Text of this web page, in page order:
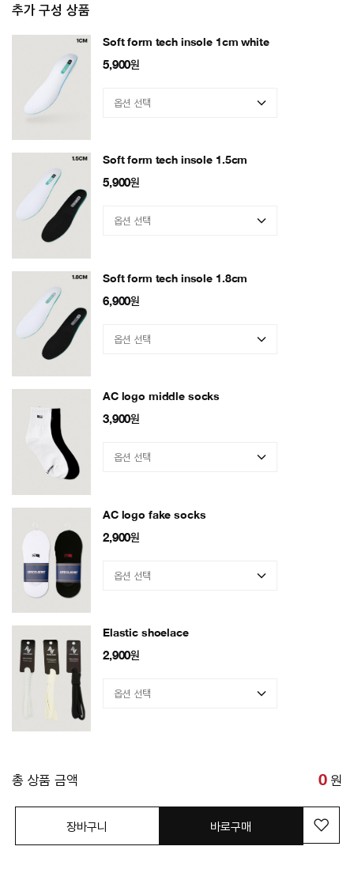
추가 구성 상품
Soft form tech insole 1cm white
5,900원
Soft form tech insole 1.5cm
5,900원
Soft form tech insole 1.8cm
6,900원
AC logo middle socks
3,900원
AC logo fake socks
2,900원
Elastic shoelace
2,900원
총 상품 금액 0 원
장바구니 바로구매